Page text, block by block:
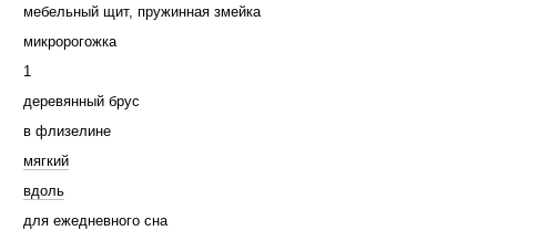
мебельный щит, пружинная змейка
микророгожка
1
деревянный брус
в флизелине
мягкий
вдоль
для ежедневного сна